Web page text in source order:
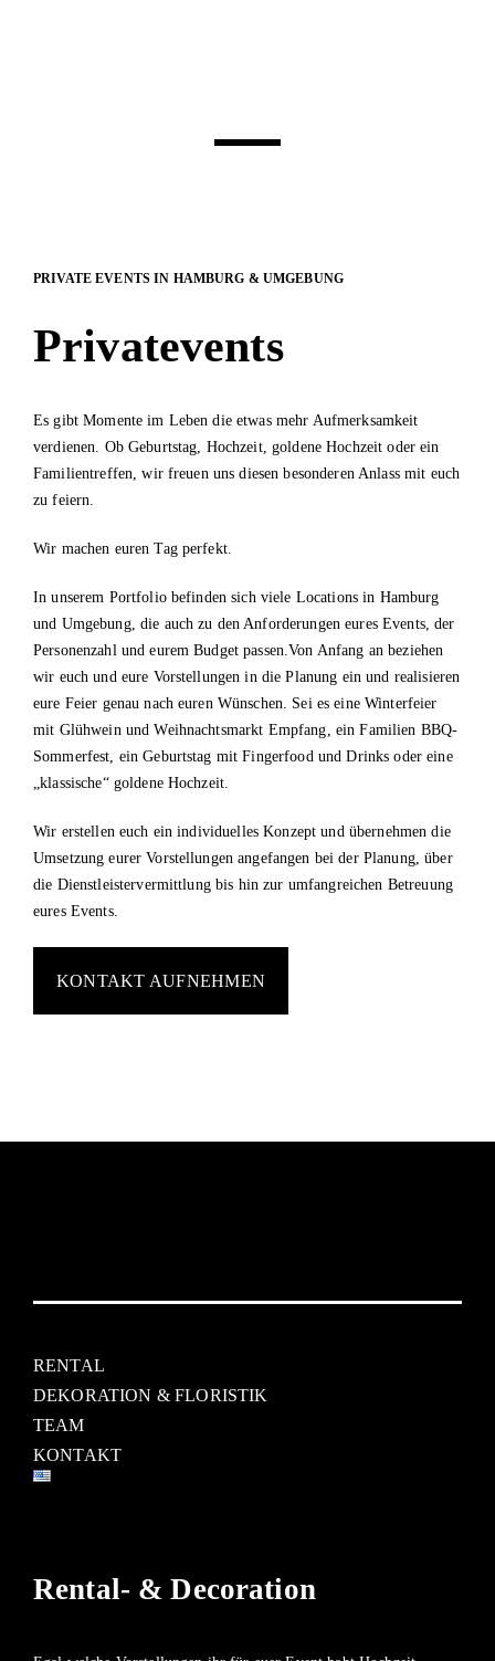
PRIVATE EVENTS IN HAMBURG & UMGEBUNG
Privatevents
Es gibt Momente im Leben die etwas mehr Aufmerksamkeit
verdienen. Ob Geburtstag, Hochzeit, goldene Hochzeit oder ein
Familientreffen, wir freuen uns diesen besonderen Anlass mit euch
zu feiern.
Wir machen euren Tag perfekt.
In unserem Portfolio befinden sich viele Locations in Hamburg
und Umgebung, die auch zu den Anforderungen eures Events, der
Personenzahl und eurem Budget passen.Von Anfang an beziehen
wir euch und eure Vorstellungen in die Planung ein und realisieren
eure Feier genau nach euren Wünschen. Sei es eine Winterfeier
mit Glühwein und Weihnachtsmarkt Empfang, ein Familien BBQ-
Sommerfest, ein Geburtstag mit Fingerfood und Drinks oder eine
„klassische“ goldene Hochzeit.
Wir erstellen euch ein individuelles Konzept und übernehmen die
Umsetzung eurer Vorstellungen angefangen bei der Planung, über
die Dienstleistervermittlung bis hin zur umfangreichen Betreuung
eures Events.
KONTAKT AUFNEHMEN
RENTAL
DEKORATION & FLORISTIK
TEAM
KONTAKT
Rental- & Decoration